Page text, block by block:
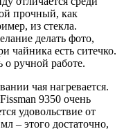
прочный, как
из стекла.
делать фото,
чайника есть ситечко.
о ручной работе.
чая нагревается.
9350 очень
удовольствие от
– этого достаточно,